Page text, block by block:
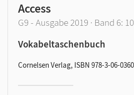
Access
G9 - Ausgabe 2019 · Band 6:
Vokabeltaschenbuch
Cornelsen Verlag, ISBN 978-3-06-